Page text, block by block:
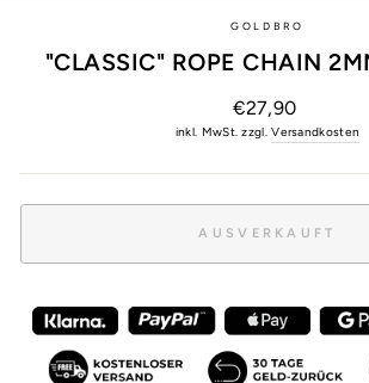
GOLDBRO
"CLASSIC" ROPE CHAIN
Normaler
Preis
€27,90
inkl. MwSt. zzgl.Versandkosten
AUSVERKAUFT